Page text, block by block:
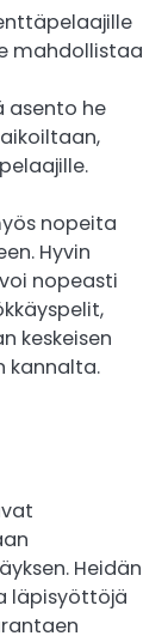
mahdollistaa
asento he
nopeita
Hyvin
nopeasti
keskeisen
kannalta.
Heidän
läpisyöttöjä